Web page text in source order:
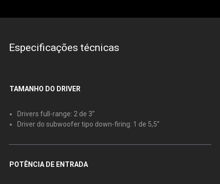
Especificações técnicas
TAMANHO DO DRIVER
Drivers full-range: 2 de 3”
Driver do subwoofer tipo down-firing: 1 de 5,5”
POTÊNCIA DE ENTRADA